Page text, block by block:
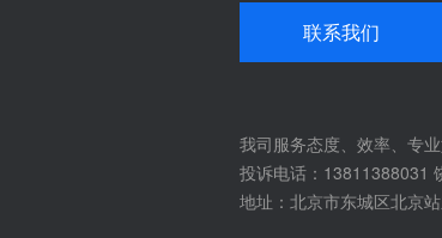
联系我们
我司服务态度、效率、专
投诉电话：13811388031
地址：北京市东城区北京